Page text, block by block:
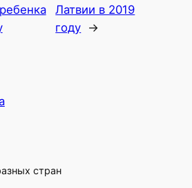
Латвии в 2019
году →
стран